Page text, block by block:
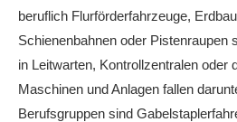
beruflich Flurförderfahrzeuge,
Schienenbahnen oder Pistenraupen
in Leitwarten, Kontrollzentralen oder
Maschinen und Anlagen fallen
Berufsgruppen sind